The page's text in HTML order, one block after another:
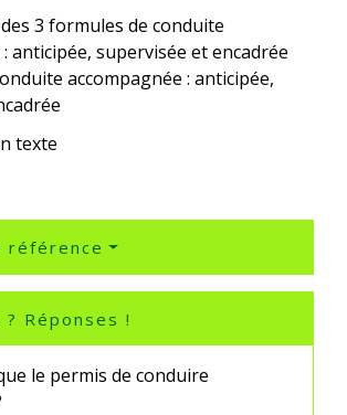
accompagnée : anticipée,
texte
référence
Réponses !
le permis de conduire